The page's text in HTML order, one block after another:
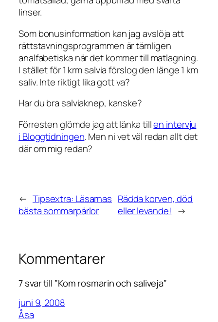
linser.
Som bonusinformation kan jag avslöja att
rättstavningsprogrammen är tämligen
analfabetiska när det kommer till matlagning.
I stället för 1 krm salvia förslog den länge 1 km
saliv. Inte riktigt lika gott va?
Har du bra salviaknep, kanske?
Förresten glömde jag att länka tillen intervju
i Bloggtidningen. Men ni vet väl redan allt det
där om mig redan?
← Tipsextra: Läsarnas
bästa sommarpärlor
Rädda korven, död
eller levande! →
Kommentarer
7 svar till ”Kom rosmarin och saliveja”
juni 9, 2008
Åsa